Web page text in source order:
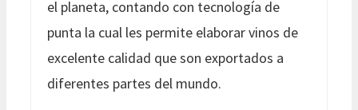
el planeta, contando con tecnología de
punta la cual les permite elaborar vinos de
excelente calidad que son exportados a
diferentes partes del mundo.